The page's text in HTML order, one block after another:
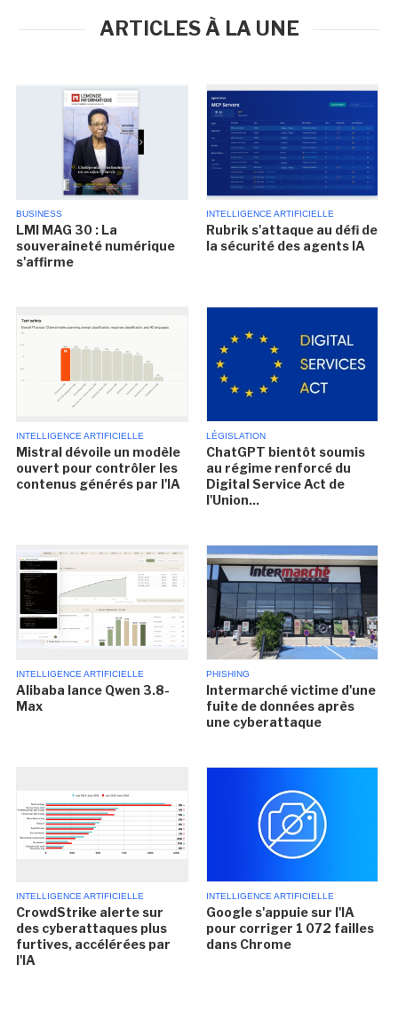
ARTICLES À LA UNE
BUSINESS
LMI MAG 30 : La
souveraineté numérique
s'affirme
INTELLIGENCE ARTIFICIELLE
Rubrik s'attaque au défi de
la sécurité des agents IA
INTELLIGENCE ARTIFICIELLE
Mistral dévoile un modèle
ouvert pour contrôler les
contenus générés par l'IA
LÉGISLATION
ChatGPT bientôt soumis
au régime renforcé du
Digital Service Act de
l'Union...
INTELLIGENCE ARTIFICIELLE
Alibaba lance Qwen 3.8-
Max
PHISHING
Intermarché victime d'une
fuite de données après
une cyberattaque
INTELLIGENCE ARTIFICIELLE
CrowdStrike alerte sur
des cyberattaques plus
furtives, accélérées par
l'IA
INTELLIGENCE ARTIFICIELLE
Google s'appuie sur l'IA
pour corriger 1 072 failles
dans Chrome